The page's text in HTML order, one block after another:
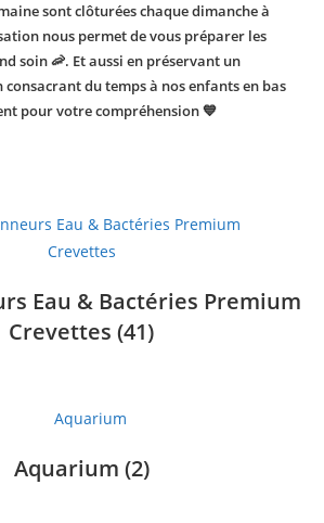
sont clôturées chaque dimanche à
nous permet de vous préparer les
soin 🦐. Et aussi en préservant un
du temps à nos enfants en bas
pour votre compréhension 💙
Eau & Bactéries Premium
Crevettes (41)
Aquarium (2)